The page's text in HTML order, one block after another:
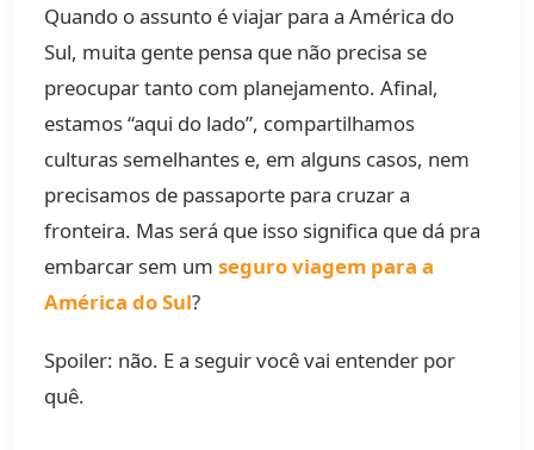
Quando o assunto é viajar para a América do
Sul, muita gente pensa que não precisa se
preocupar tanto com planejamento. Afinal,
estamos “aqui do lado”, compartilhamos
culturas semelhantes e, em alguns casos, nem
precisamos de passaporte para cruzar a
fronteira. Mas será que isso significa que dá pra
embarcar sem um seguro viagem para a
América do Sul?
Spoiler: não. E a seguir você vai entender por
quê.